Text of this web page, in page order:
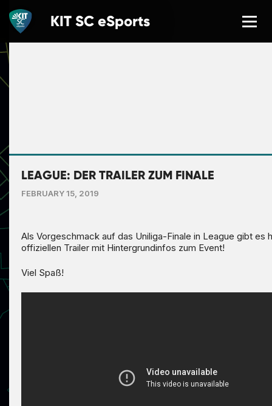
TEAMS
PARTNER
KIT SCeSports
LEAGUE: DER TRAILER ZUM FINALE
FEBRUARY 15, 2019
Als Vorgeschmack auf das Uniliga-Finale in League gibt es
offiziellen Trailer mit Hintergrundinfos zum Event!
Viel Spaß!